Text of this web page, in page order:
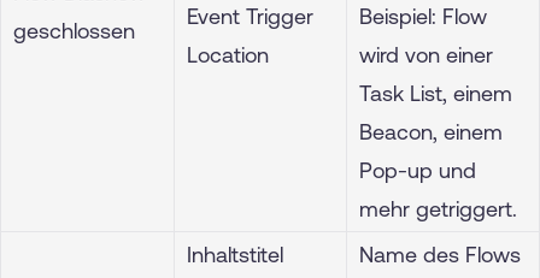
geschlossen
Event Trigger
Location
Beispiel: Flow
wird von einer
Task List, einem
Beacon, einem
Pop-up und
mehr getriggert.
Inhaltstitel Name des Flows